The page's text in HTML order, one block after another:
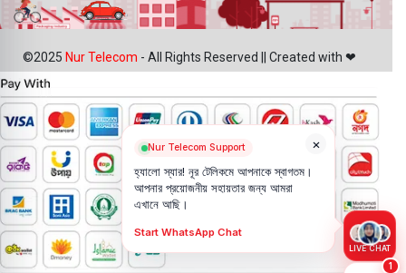
©2025 Nur Telecom - All Rights Reserved || Created with ❤
×
Nur Telecom Support
হ্যালো স্যার! নূর টেলিকমে আপনাকে স্বাগতম।
আপনার প্রয়োজনীয় সহায়তার জন্য আমরা
এখানে আছি।
Start WhatsApp Chat
LIVE CHAT
1